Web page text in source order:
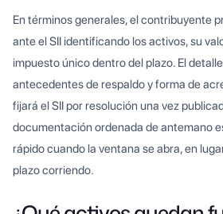
En términos generales, el contribuyente
ante el SII identificando los activos, su
impuesto único dentro del plazo. El
antecedentes de respaldo y forma de
fijará el SII por resolución una vez
documentación ordenada de antemano
rápido cuando la ventana se abra, en
plazo corriendo.